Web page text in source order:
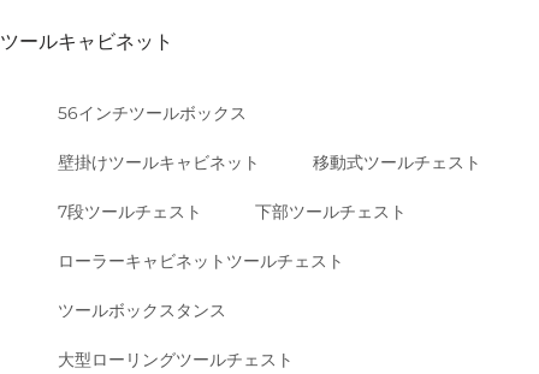
ツールキャビネット
56インチツールボックス
壁掛けツールキャビネット 移動式ツールチェスト
7段ツールチェスト 下部ツールチェスト
ローラーキャビネットツールチェスト
ツールボックスタンス
大型ローリングツールチェスト